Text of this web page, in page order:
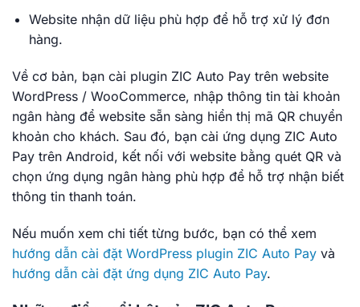
Website nhận dữ liệu phù hợp để hỗ trợ xử lý đơn
hàng.
Về cơ bản, bạn cài plugin ZIC Auto Pay trên website
WordPress / WooCommerce, nhập thông tin tài khoản
ngân hàng để website sẵn sàng hiển thị mã QR chuyển
khoản cho khách. Sau đó, bạn cài ứng dụng ZIC Auto
Pay trên Android, kết nối với website bằng quét QR và
chọn ứng dụng ngân hàng phù hợp để hỗ trợ nhận biết
thông tin thanh toán.
Nếu muốn xem chi tiết từng bước, bạn có thể xem
hướng dẫn cài đặt WordPress plugin ZIC Auto Pay và
hướng dẫn cài đặt ứng dụng ZIC Auto Pay.